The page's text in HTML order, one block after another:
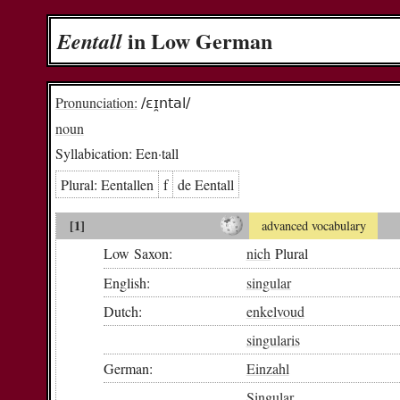
Een­tallin Low German
Pronunciation: /ɛɪ̯ntal/
noun
Syllabication: Een·tall
Plural: Een­tal­len f de Een­tall
[1] advanced vocabulary
Low Saxon: nich Plural
English:
singular
Dutch:
enkelvoud
singularis
German:
Einzahl